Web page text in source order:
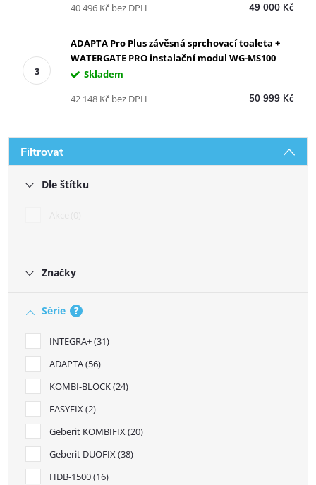
49 000 Kč
40 496 Kč bez DPH
ADAPTA Pro Plus závěsná sprchovací toaleta +
WATERGATE PRO instalační modul WG-MS100
Skladem
50 999 Kč
42 148 Kč bez DPH
Filtrovat
Dle štítku
Značky
Série ?
INTEGRA+ 31
ADAPTA 56
KOMBI-BLOCK 24
EASYFIX 2
Geberit KOMBIFIX 20
Geberit DUOFIX 38
HDB-1500 16